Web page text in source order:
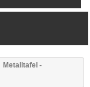
Metalltafel -